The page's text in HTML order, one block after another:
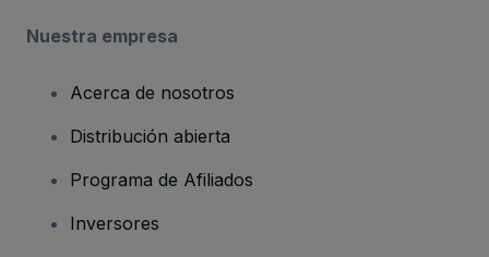
Nuestra empresa
Acerca de nosotros
Distribución abierta
Programa de Afiliados
Inversores